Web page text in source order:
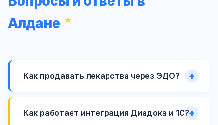
Алдане
Как продавать лекарства через ЭДО?
Как работает интеграция Диадока и 1С?